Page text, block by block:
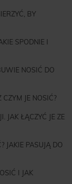
BY
SPODNIE I
NOSIĆ DO
CZYM JE NOSIĆ?
JAK ŁĄCZYĆ JE ZE
JAKIE PASUJĄ DO
I JAK